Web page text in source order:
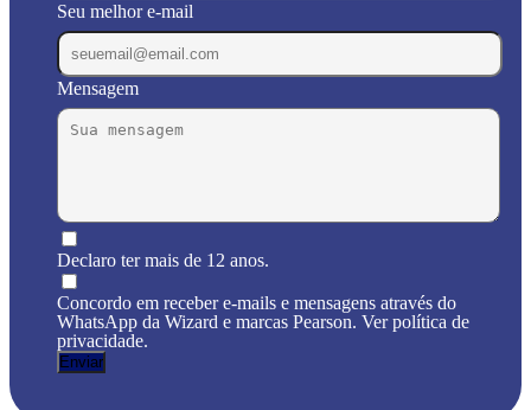
Seu melhor e-mail
Mensagem
Declaro ter mais de 12 anos.
Concordo em receber e-mails e mensagens através do
WhatsApp da Wizard e marcas Pearson. Ver política de
privacidade.